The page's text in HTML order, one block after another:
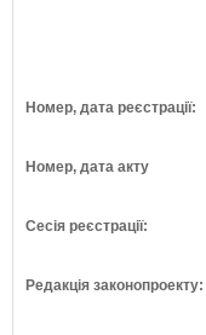
Номер, дата реєстрації:
Номер, дата акту
Сесія реєстрації:
Редакція законопроекту: